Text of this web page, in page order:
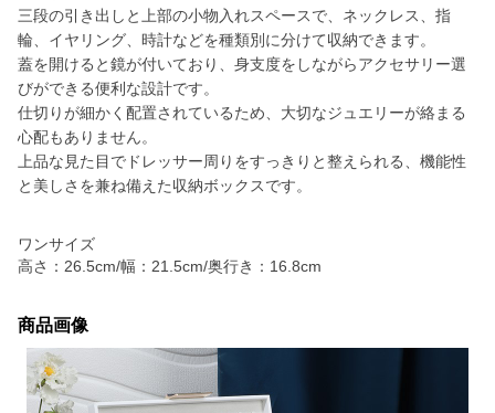
三段の引き出しと上部の小物入れスペースで、ネックレス、指
輪、イヤリング、時計などを種類別に分けて収納できます。
蓋を開けると鏡が付いており、身支度をしながらアクセサリー選
びができる便利な設計です。
仕切りが細かく配置されているため、大切なジュエリーが絡まる
心配もありません。
上品な見た目でドレッサー周りをすっきりと整えられる、機能性
と美しさを兼ね備えた収納ボックスです。
ワンサイズ
高さ：26.5cm/幅：21.5cm/奥行き：16.8cm
商品画像